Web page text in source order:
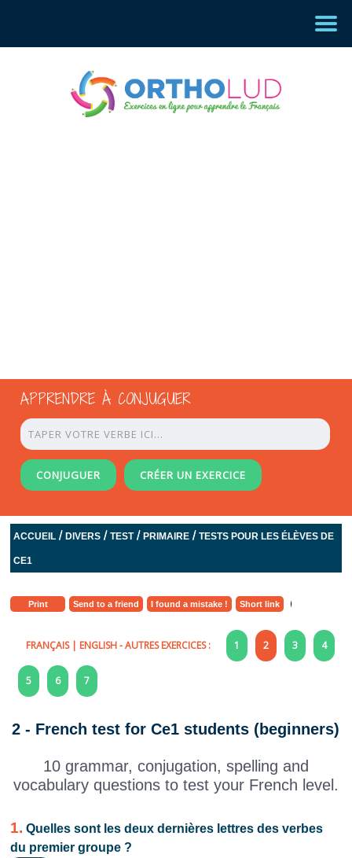
APPRENDRE À CONJUGUER
CONJUGUER CRÉER UN EXERCICE
ACCUEIL /DIVERS /TEST/PRIMAIRE /TESTS POUR LES ÉLÈVES DE
CE1
Print Send to a friend I found a mistake ! Short link
FRANÇAIS| ENGLISH- AUTRES EXERCICES : 1 2 3 4
5 6 7
2 - French test for Ce1 students (beginners)
10 grammar, conjugation, spelling and
vocabulary questions to test your French level.
1. Quelles sont les deux dernières lettres des verbes
du premier groupe ?